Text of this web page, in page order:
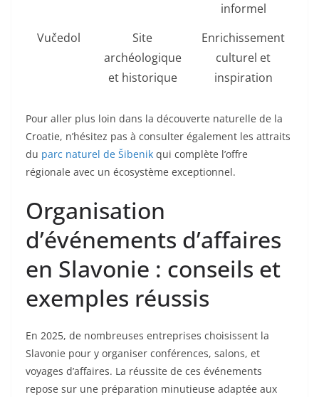
informel
Vučedol
Site
archéologique
et historique
Enrichissement
culturel et
inspiration
Pour aller plus loin dans la découverte naturelle de la
Croatie, n’hésitez pas à consulter également les attraits
du parc naturel de Šibenik qui complète l’offre
régionale avec un écosystème exceptionnel.
Organisation
d’événements d’affaires
en Slavonie : conseils et
exemples réussis
En 2025, de nombreuses entreprises choisissent la
Slavonie pour y organiser conférences, salons, et
voyages d’affaires. La réussite de ces événements
repose sur une préparation minutieuse adaptée aux